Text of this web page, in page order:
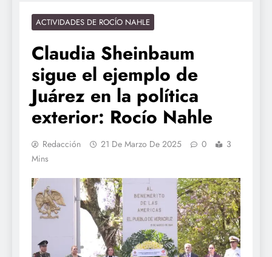
ACTIVIDADES DE ROCÍO NAHLE
Claudia Sheinbaum
sigue el ejemplo de
Juárez en la política
exterior: Rocío Nahle
Redacción 21 De Marzo De 2025 0
3
Mins